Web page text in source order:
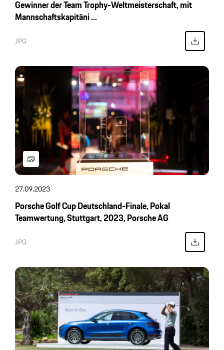
Gewinner der Team Trophy-Weltmeisterschaft, mit
Mannschaftskapitäni ...
JPG
27.09.2023
Porsche Golf Cup Deutschland-Finale, Pokal
Teamwertung, Stuttgart, 2023, Porsche AG
JPG